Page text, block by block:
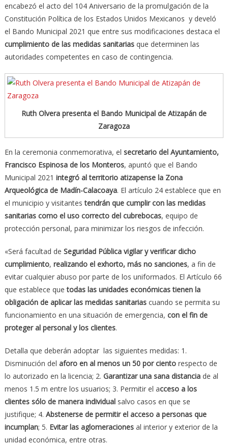
encabezó el acto del 104 Aniversario de la promulgación de la
Constitución Política de los Estados Unidos Mexicanos y develó
el Bando Municipal 2021 que entre sus modificaciones destaca el
cumplimiento de las medidas sanitariasque determinen las
autoridades competentes en caso de contingencia.
Ruth Olvera presenta el Bando Municipal de Atizapán de
Zaragoza
En la ceremonia conmemorativa, el secretario del Ayuntamiento,
Francisco Espinosa de los Monteros, apuntó que el Bando
Municipal 2021 integró al territorio atizapense la Zona
Arqueológica de Madín-Calacoaya. El artículo 24 establece que en
el municipio y visitantestendrán que cumplir con las medidas
sanitarias como el uso correcto del cubrebocas, equipo de
protección personal, para minimizar los riesgos de infección.
«Será facultad de Seguridad Pública vigilar y verificar dicho
cumplimiento, realizando el exhorto, más no sanciones, a fin de
evitar cualquier abuso por parte de los uniformados. El Artículo 66
que establece quetodas las unidades económicas tienen la
obligación de aplicar las medidas sanitariascuando se permita su
funcionamiento en una situación de emergencia, con el fin de
proteger al personal y los clientes.
Detalla que deberán adoptar las siguientes medidas: 1.
Disminución del aforo en al menos un 50 por cientorespecto de
lo autorizado en la licencia; 2. Garantizar una sana distanciade al
menos 1.5 m entre los usuarios; 3. Permitir el acceso a los
clientes sólo de manera individualsalvo casos en que se
justifique; 4. Abstenerse de permitir el acceso a personas que
incumplan; 5. Evitar las aglomeracionesal interior y exterior de la
unidad económica, entre otras.